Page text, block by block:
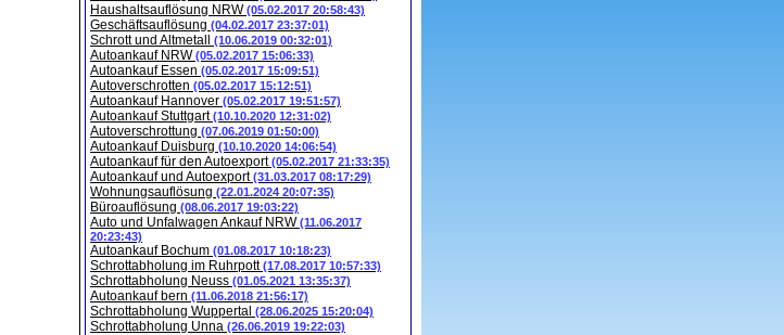
Haushaltsauflösung NRW(05.02.2017 20:58:43)
Geschäftsauflösung (04.02.2017 23:37:01)
Schrott und Altmetall (10.06.2019 00:32:01)
Autoankauf NRW(05.02.2017 15:06:33)
Autoankauf Essen (05.02.2017 15:09:51)
Autoverschrotten (05.02.2017 15:12:51)
Autoankauf Hannover (05.02.2017 19:51:57)
Autoankauf Stuttgart(10.10.2020 12:31:02)
Autoverschrottung (07.06.2019 01:50:00)
Autoankauf Duisburg (10.10.2020 14:06:54)
Autoankauf für den Autoexport(05.02.2017 21:33:35)
Autoankauf und Autoexport(31.03.2017 08:17:29)
Wohnungsauflösung (22.01.2024 20:07:35)
Büroauflösung (08.06.2017 19:03:22)
Auto und Unfalwagen Ankauf NRW(11.06.2017
20:23:43)
Autoankauf Bochum (01.08.2017 10:18:23)
Schrottabholung im Ruhrpott(17.08.2017 10:57:33)
Schrottabholung Neuss (01.05.2021 13:35:37)
Autoankauf bern (11.06.2018 21:56:17)
Schrottabholung Wuppertal (28.06.2025 15:20:04)
Schrottabholung Unna (26.06.2019 19:22:03)